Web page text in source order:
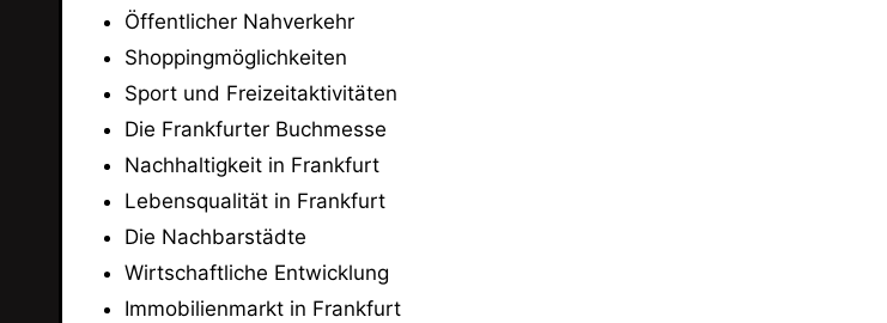
Öffentlicher Nahverkehr
Shoppingmöglichkeiten
Sport und Freizeitaktivitäten
Die Frankfurter Buchmesse
Nachhaltigkeit in Frankfurt
Lebensqualität in Frankfurt
Die Nachbarstädte
Wirtschaftliche Entwicklung
Immobilienmarkt in Frankfurt